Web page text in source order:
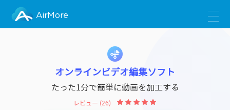
AirMore
オンラインビデオ編集ソフト
たった1分で簡単に動画を加工する
レビュー (26)